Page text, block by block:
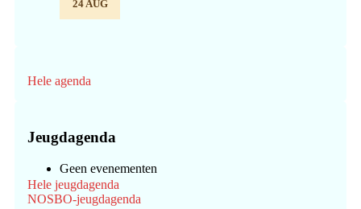
24 AUG
Hele agenda
Jeugdagenda
Geen evenementen
Hele jeugdagenda
NOSBO-jeugdagenda